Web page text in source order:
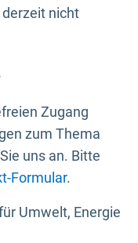
nicht
Zugang
zum Thema
uns an. Bitte
Formular.
Umwelt, Energie